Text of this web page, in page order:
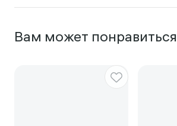
Вам может понравиться